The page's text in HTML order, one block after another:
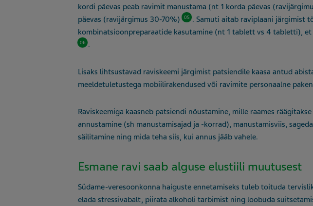
kordi päevas peab ravimit manustama (nt 1 korda päevas
päevas (ravijärgimus 30-70%) 05 . Samuti aitab raviplaani järgimist
kombinatsioonpreparaatide kasutamine (nt 1 tablett vs 4 tabletti),
06 .
Lisaks lihtsustavad raviskeemi järgimist patsiendile kaasa antud
meeldetuletustega mobiilirakendused või ravimite personaalne
Raviskeemiga kaasneb patsiendi nõustamine, mille raames
annustamine (sh manustamisajad ja -korrad), manustamisviis,
säilitamine ning mida teha siis, kui annus jääb vahele.
Esmane ravi saab alguse elustiili muutusest
Südame-veresoonkonna haiguste ennetamiseks tuleb toituda
elada stressivabalt, piirata alkoholi tarbimist ning loobuda